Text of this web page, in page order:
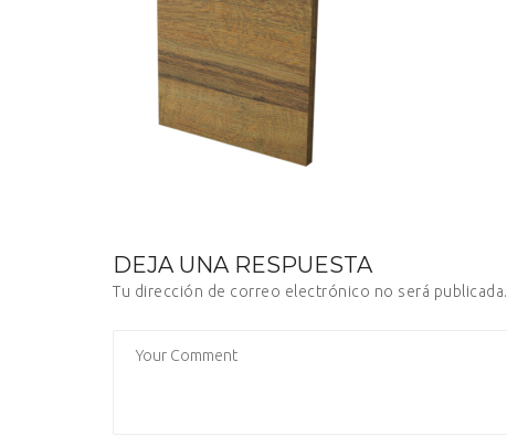
DEJA UNA RESPUESTA
Tu dirección de correo electrónico no será publicada.